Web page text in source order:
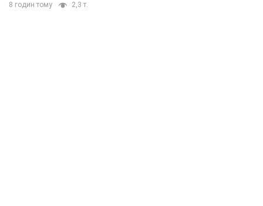
8 годин тому 2,3 т.